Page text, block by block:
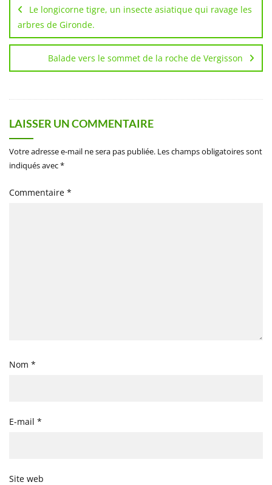
l’article
Le longicorne tigre, un insecte asiatique qui ravage les
arbres de Gironde.
Balade vers le sommet de la roche de Vergisson
LAISSER UN COMMENTAIRE
Votre adresse e-mail ne sera pas publiée. Les champs obligatoires sont
indiqués avec*
Commentaire *
Nom *
E-mail *
Site web